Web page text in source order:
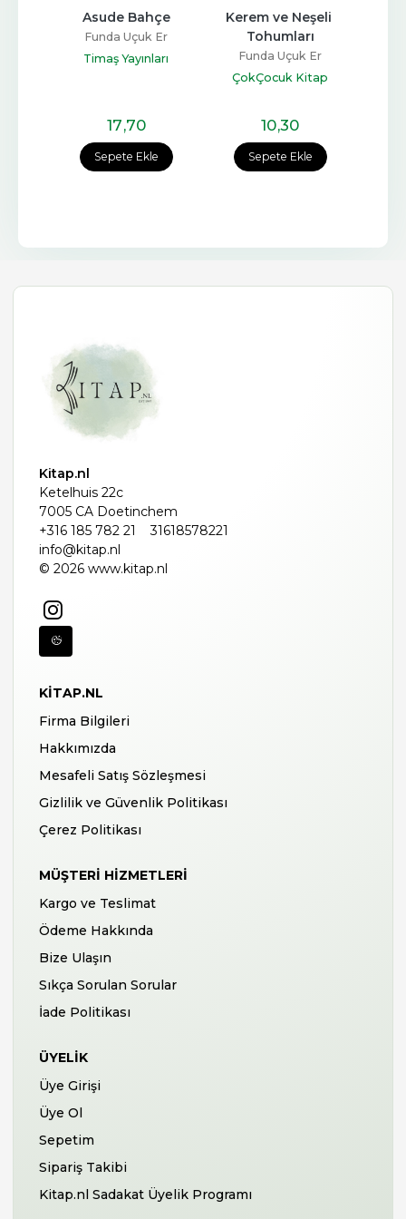
Sepete Ekle
Asude Bahçe
Funda Uçuk Er
Timaş Yayınları
17,70
Sepete Ekle
Kerem ve Neşeli
Tohumları
Funda Uçuk Er
ÇokÇocuk Kitap
10,30
Kitap.nl
Ketelhuis 22c
7005 CA Doetinchem
+316 185 782 21
31618578221
info@kitap.nl
© 2026 www.kitap.nl
KITAP.NL
Firma Bilgileri
Hakkımızda
Mesafeli Satış Sözleşmesi
Gizlilik ve Güvenlik Politikası
Çerez Politikası
MÜŞTERI HIZMETLERI
Kargo ve Teslimat
Ödeme Hakkında
Bize Ulaşın
Sıkça Sorulan Sorular
İade Politikası
ÜYELIK
Üye Girişi
Üye Ol
Sepetim
Sipariş Takibi
Kitap.nl Sadakat Üyelik Programı